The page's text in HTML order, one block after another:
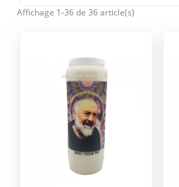
Affichage 1-36 de 36 article(s)